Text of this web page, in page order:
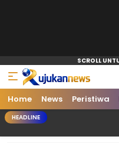
Home News Peristiwa
HEADLINE